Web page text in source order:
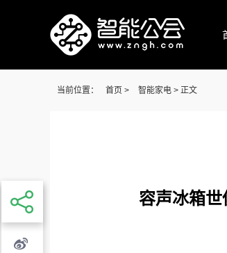
当前位置： 首页 > 智能家电 > 正文
容声冰箱世